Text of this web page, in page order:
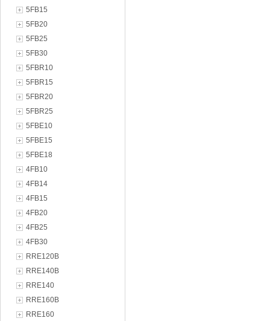
5FB15
5FB20
5FB25
5FB30
5FBR10
5FBR15
5FBR20
5FBR25
5FBE10
5FBE15
5FBE18
4FB10
4FB14
4FB15
4FB20
4FB25
4FB30
RRE120B
RRE140B
RRE140
RRE160B
RRE160